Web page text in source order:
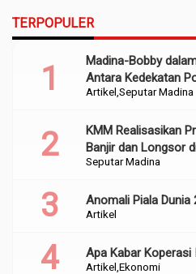
TERPOPULER
Artikel Seputar Madina
Madina-Bobby
Antara Kedekatan
Perencanaan
Seputar Madina
KMM Realisasikan
Banjir dan Longsor
Artikel
Anomali Piala Dunia
Artikel Ekonomi
Apa Kabar Koperasi